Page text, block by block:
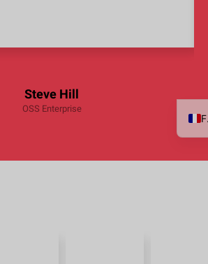
Steve Hill
OSS Enterprise